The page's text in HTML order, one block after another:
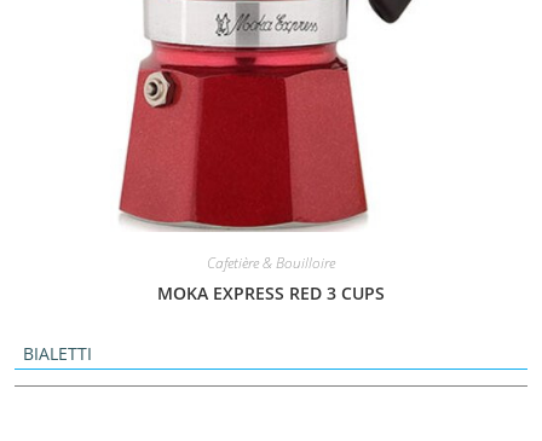
Cafetière & Bouilloire
MOKA EXPRESS RED 3 CUPS
BIALETTI